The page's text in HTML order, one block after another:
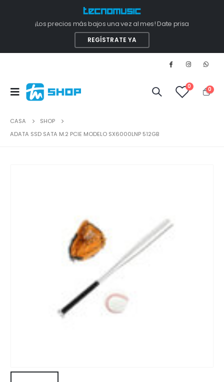
¡Los precios más bajos una vez al mes! Date prisa
REGÍSTRATE YA
0 0
CASA
SHOP
ADATA SSD SATA M.2 PCIE MODELO SX6000LNP 512GB